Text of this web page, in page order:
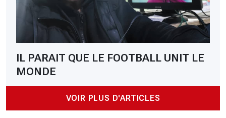
IL PARAIT QUE LE FOOTBALL UNIT LE
MONDE
VOIR PLUS D'ARTICLES